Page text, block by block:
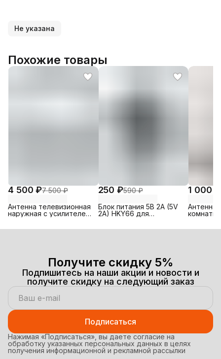
Не указана
Похожие товары
4 500 ₽7 500 ₽
Антенна телевизионная
наружная с усилителем
250 ₽590 ₽
Блок питания 5В 2А (5V
2A) HKY66 для
1 000 ₽
Антенна
Получите скидку 5%
Подпишитесь на наши акции и новости и
получите скидку на следующий заказ
Подписаться
Нажимая «Подписаться», вы даете согласие на
обработку указанных персональных данных в целях
получения информационной и рекламной рассылки